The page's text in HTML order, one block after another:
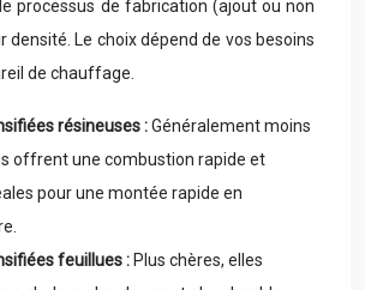
processus de fabrication (ajout ou non
densité. Le choix dépend de vos besoins
de chauffage.
résineuses :Généralement moins
offrent une combustion rapide et
pour une montée rapide en
feuillues : Plus chères, elles